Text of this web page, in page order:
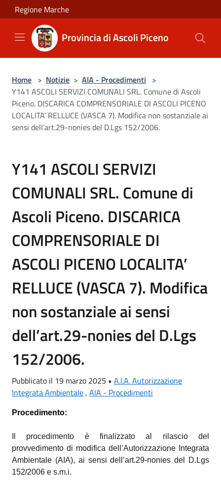
Salta al contenuto principale
Regione Marche
Provincia di Ascoli Piceno
Home > Notizie > AIA - Procedimenti >
Y141 ASCOLI SERVIZI COMUNALI SRL. Comune di Ascoli
Piceno. DISCARICA COMPRENSORIALE DI ASCOLI PICENO
LOCALITA’ RELLUCE (VASCA 7). Modifica non sostanziale ai
sensi dell’art.29-nonies del D.Lgs 152/2006.
Y141 ASCOLI SERVIZI
COMUNALI SRL. Comune di
Ascoli Piceno. DISCARICA
COMPRENSORIALE DI
ASCOLI PICENO LOCALITA’
RELLUCE (VASCA 7). Modifica
non sostanziale ai sensi
dell’art.29-nonies del D.Lgs
152/2006.
Pubblicato il 19 marzo 2025 • A.I.A. Autorizzazione
Integrata Ambientale, AIA - Procedimenti
Procedimento:
Il procedimento è finalizzato al rilascio del
provvedimento di modifica dell’Autorizzazione Integrata
Ambientale (AIA), ai sensi dell’art.29-nonies del D.Lgs
152/2006 e s.m.i.